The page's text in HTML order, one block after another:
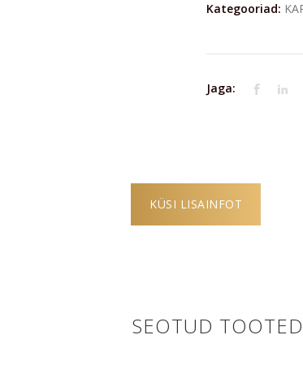
Kategooriad:
Jaga:
KÜSI LISAINFOT
SEOTUD TOOTED